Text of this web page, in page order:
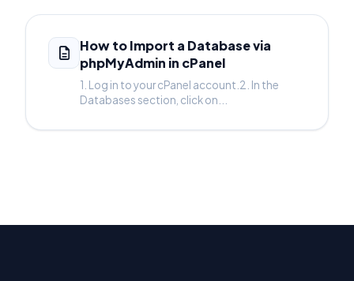
How to Import a Database via
phpMyAdmin in cPanel
1. Log in to your cPanel account.2. In the
Databases section, click on...